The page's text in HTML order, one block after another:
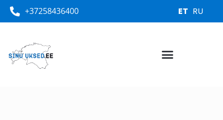
+37258436400 ET RU